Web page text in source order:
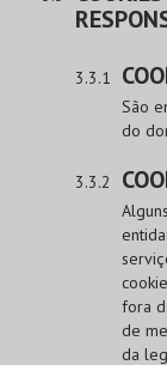
São
do
fora
de
da